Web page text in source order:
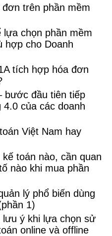
trên phần mềm
chọn phần mềm
hợp cho Doanh
tích hợp hóa đơn
bước đầu tiên tiếp
của các doanh
Việt Nam hay
toán nào, cần quan
nào khi mua phần
lý phổ biến dùng
1)
lưu ý khi lựa chọn sử
online và offline